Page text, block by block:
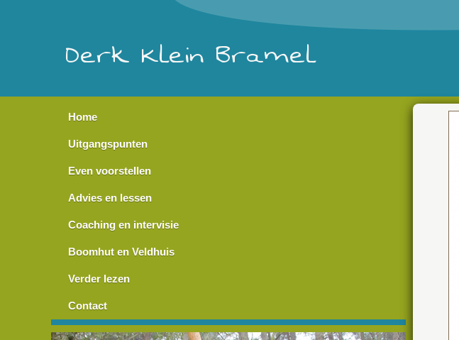
Derk Klein Bramel
Home
Uitgangspunten
Even voorstellen
Advies en lessen
Coaching en intervisie
Boomhut en Veldhuis
Verder lezen
Contact